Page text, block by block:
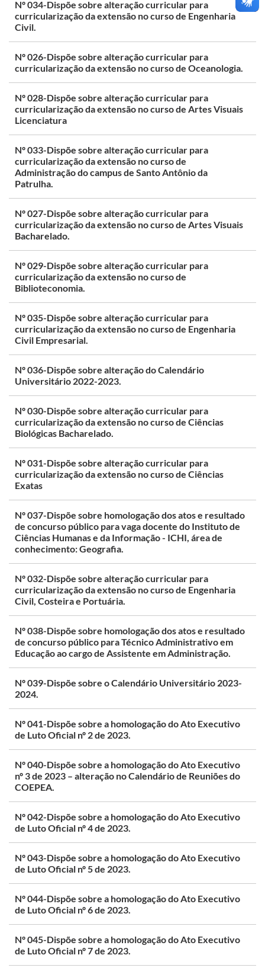
Nº 034-Dispõe sobre alteração curricular para
curricularização da extensão no curso de Engenharia
Civil.
Nº 026-Dispõe sobre alteração curricular para
curricularização da extensão no curso de Oceanologia.
Nº 028-Dispõe sobre alteração curricular para
curricularização da extensão no curso de Artes Visuais
Licenciatura
Nº 033-Dispõe sobre alteração curricular para
curricularização da extensão no curso de
Administração do campus de Santo Antônio da
Patrulha.
Nº 027-Dispõe sobre alteração curricular para
curricularização da extensão no curso de Artes Visuais
Bacharelado.
Nº 029-Dispõe sobre alteração curricular para
curricularização da extensão no curso de
Biblioteconomia.
Nº 035-Dispõe sobre alteração curricular para
curricularização da extensão no curso de Engenharia
Civil Empresarial.
Nº 036-Dispõe sobre alteração do Calendário
Universitário 2022-2023.
Nº 030-Dispõe sobre alteração curricular para
curricularização da extensão no curso de Ciências
Biológicas Bacharelado.
Nº 031-Dispõe sobre alteração curricular para
curricularização da extensão no curso de Ciências
Exatas
Nº 037-Dispõe sobre homologação dos atos e resultado
de concurso público para vaga docente do Instituto de
Ciências Humanas e da Informação - ICHI, área de
conhecimento: Geografia.
Nº 032-Dispõe sobre alteração curricular para
curricularização da extensão no curso de Engenharia
Civil, Costeira e Portuária.
Nº 038-Dispõe sobre homologação dos atos e resultado
de concurso público para Técnico Administrativo em
Educação ao cargo de Assistente em Administração.
Nº 039-Dispõe sobre o Calendário Universitário 2023-
2024.
Nº 041-Dispõe sobre a homologação do Ato Executivo
de Luto Oficial nº 2 de 2023.
Nº 040-Dispõe sobre a homologação do Ato Executivo
nº 3 de 2023 – alteração no Calendário de Reuniões do
COEPEA.
Nº 042-Dispõe sobre a homologação do Ato Executivo
de Luto Oficial nº 4 de 2023.
Nº 043-Dispõe sobre a homologação do Ato Executivo
de Luto Oficial nº 5 de 2023.
Nº 044-Dispõe sobre a homologação do Ato Executivo
de Luto Oficial nº 6 de 2023.
Nº 045-Dispõe sobre a homologação do Ato Executivo
de Luto Oficial nº 7 de 2023.